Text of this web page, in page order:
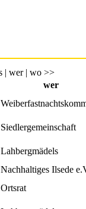
| wer | wo >>
wer
Siedlergemeinschaft
Lahbergmädels
Nachhaltiges Ilsede
Ortsrat